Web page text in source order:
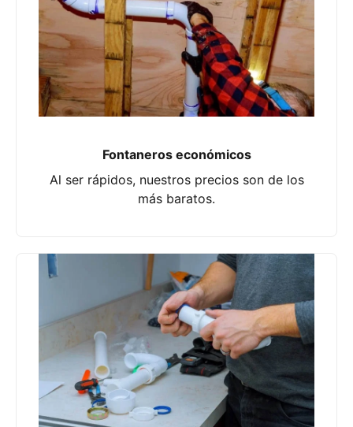
Fontaneros económicos
Al ser rápidos, nuestros precios son de los
más baratos.